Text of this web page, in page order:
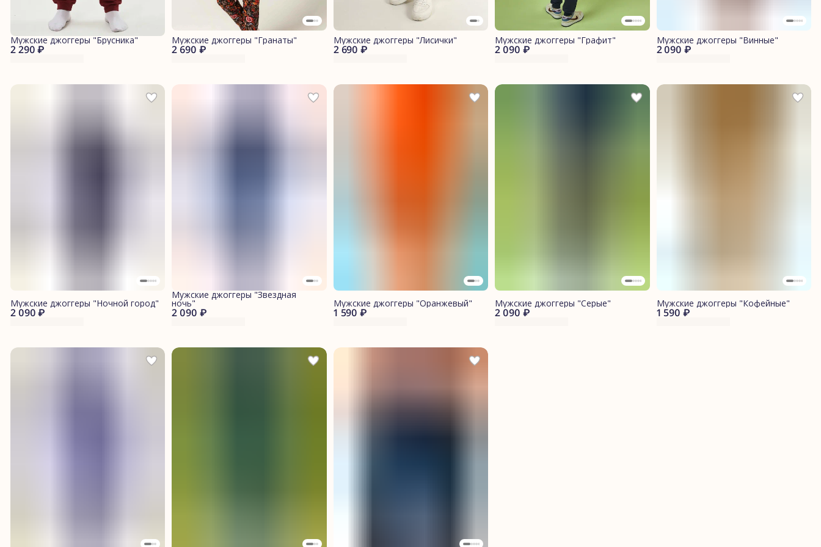
2 290 ₽
Мужские джоггеры "Брусника"
2 690 ₽
Мужские джоггеры "Гранаты"
2 690 ₽
Мужские джоггеры "Лисички"
2 090 ₽
Мужские джоггеры "Графит"
2 090 ₽
Мужские джоггеры "Винные"
2 090 ₽
Мужские джоггеры "Ночной город"
2 090 ₽
Мужские джоггеры "Звездная
ночь"
1 590 ₽
Мужские джоггеры "Оранжевый"
2 090 ₽
Мужские джоггеры "Серые"
1 590 ₽
Мужские джоггеры "Кофейные"